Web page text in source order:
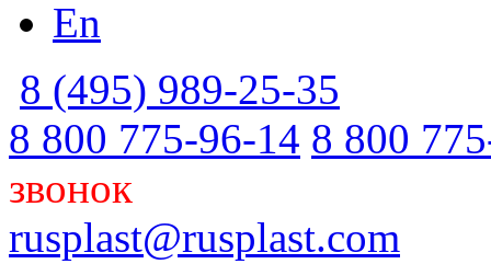
En
8 (495) 989-25-35
8 800 775-96-14 8 800
звонок
rusplast@rusplast.com